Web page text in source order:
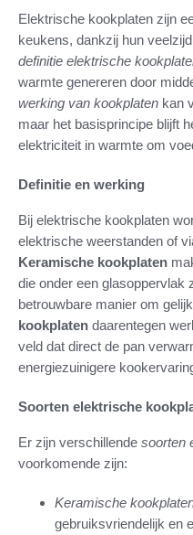
Elektrische kookplaten zijn
keukens, dankzij hun
definitie elektrische
warmte genereren door
werking van kookplaten kan
maar het basisprincipe blijft
elektriciteit in warmte om
Definitie en werking
Bij elektrische kookplaten
elektrische weerstanden of
Keramische kookplaten
die onder een glasoppervlak
betrouwbare manier om
kookplaten daarentegen
veld dat direct de pan
energiezuinigere
Soorten elektrische
Er zijn verschillende soorten
voorkomende zijn:
Keramische
gebruiksvriendelijk en